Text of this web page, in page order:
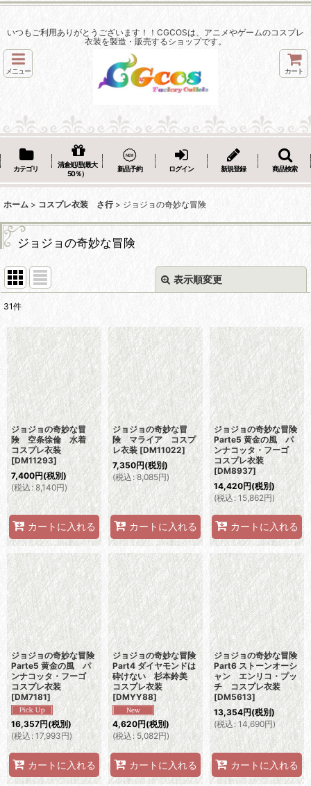
いつもご利用ありがとうございます！！CGCOSは、アニメやゲームのコスプレ
衣装を製造・販売するショップです。
メニュー カート
カテゴリ
清倉処理(最大
50％）
新品予約 ログイン 新規登録 商品検索
ホーム > コスプレ衣装 さ行 > ジョジョの奇妙な冒険
ジョジョの奇妙な冒険
表示順変更
並び順:
絞り込む
31件
ジョジョの奇妙な冒
険 空条徐倫 水着
コスプレ衣装
[DM11293]
7,400円(税別)
(税込: 8,140円)
カートに入れる
ジョジョの奇妙な冒
険 マライア コスプ
レ衣装 [DM11022]
7,350円(税別)
(税込: 8,085円)
カートに入れる
ジョジョの奇妙な冒険
Parte5 黄金の風 パ
ンナコッタ・フーゴ
コスプレ衣装
[DM8937]
14,420円(税別)
(税込: 15,862円)
カートに入れる
ジョジョの奇妙な冒険
Parte5 黄金の風 パ
ンナコッタ・フーゴ
コスプレ衣装
[DM7181]
16,357円(税別)
(税込: 17,993円)
カートに入れる
ジョジョの奇妙な冒険
Part4 ダイヤモンドは
砕けない 杉本鈴美
コスプレ衣装
[DMYY88]
4,620円(税別)
(税込: 5,082円)
カートに入れる
ジョジョの奇妙な冒険
Part6 ストーンオーシ
ャン エンリコ・プッ
チ コスプレ衣装
[DM5613]
13,354円(税別)
(税込: 14,690円)
カートに入れる